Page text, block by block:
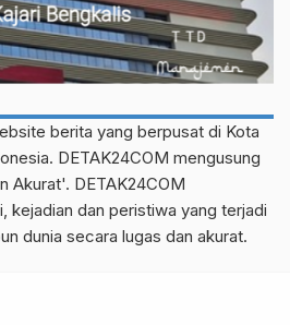
berita yang berpusat di Kota
DETAK24COM mengusung
Akurat'. DETAK24COM
kejadian dan peristiwa yang terjadi
dunia secara lugas dan akurat.